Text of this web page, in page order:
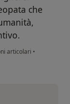
che
articolari •